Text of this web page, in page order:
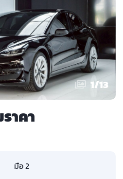
1/13
าคา
มือ 2